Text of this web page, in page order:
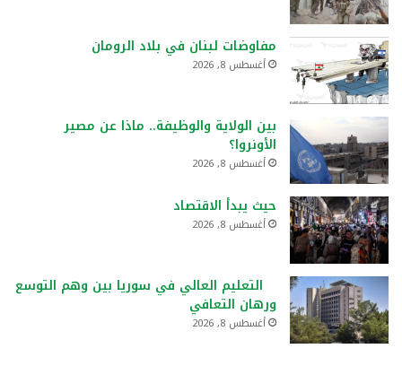
مفاوضات لبنان في بلاد الرومان
أغسطس 8, 2026
بين الولاية والوظيفة.. ماذا عن مصير
الأونروا؟
أغسطس 8, 2026
حيث يبدأ الاقتصاد
أغسطس 8, 2026
التعليم العالي في سوريا بين وهم التوسع
ورهان التعافي
أغسطس 8, 2026